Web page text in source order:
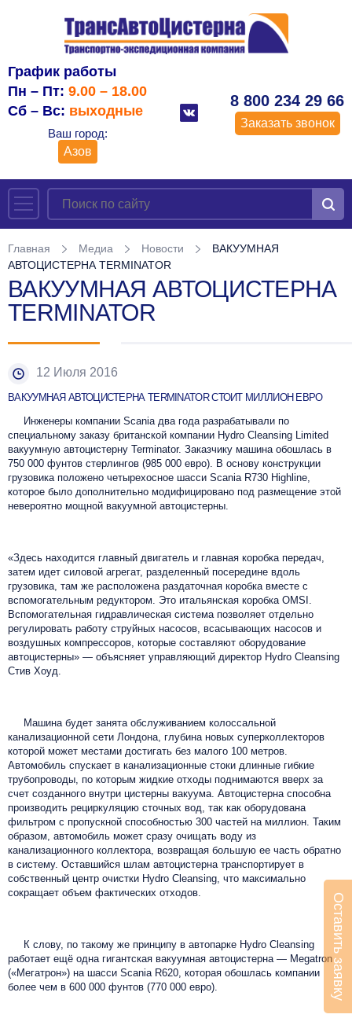
График работы
Пн – Пт: 9.00 – 18.00
Сб – Вс: выходные
Ваш город:
Азов
8 800 234 29 66
Заказать звонок
Главная Медиа Новости
ВАКУУМНАЯ
АВТОЦИСТЕРНА TERMINATOR
ВАКУУМНАЯ АВТОЦИСТЕРНА
TERMINATOR
12 Июля 2016
ВАКУУМНАЯ АВТОЦИСТЕРНА TERMINATOR СТОИТ МИЛЛИОН ЕВРО
Инженеры компании Scania два года разрабатывали по
специальному заказу британской компании Hydro Cleansing Limited
вакуумную автоцистерну Terminator. Заказчику машина обошлась в
750 000 фунтов стерлингов (985 000 евро). В основу конструкции
грузовика положено четырехосное шасси Scania R730 Highline,
которое было дополнительно модифицировано под размещение этой
невероятно мощной вакуумной автоцистерны.
«Здесь находится главный двигатель и главная коробка передач,
затем идет силовой агрегат, разделенный посередине вдоль
грузовика, там же расположена раздаточная коробка вместе с
вспомогательным редуктором. Это итальянская коробка OMSI.
Вспомогательная гидравлическая система позволяет отдельно
регулировать работу струйных насосов, всасывающих насосов и
воздушных компрессоров, которые составляют оборудование
автоцистерны» — объясняет управляющий директор Hydro Cleansing
Стив Хоуд.
Машина будет занята обслуживанием колоссальной
канализационной сети Лондона, глубина новых суперколлекторов
которой может местами достигать без малого 100 метров.
Автомобиль спускает в канализационные стоки длинные гибкие
трубопроводы, по которым жидкие отходы поднимаются вверх за
счет созданного внутри цистерны вакуума. Автоцистерна способна
производить рециркуляцию сточных вод, так как оборудована
фильтром с пропускной способностью 300 частей на миллион. Таким
образом, автомобиль может сразу очищать воду из
канализационного коллектора, возвращая большую ее часть обратно
в систему. Оставшийся шлам автоцистерна транспортирует в
собственный центр очистки Hydro Cleansing, что максимально
сокращает объем фактических отходов.
К слову, по такому же принципу в автопарке Hydro Cleansing
работает ещё одна гигантская вакуумная автоцистерна — Megatron
(«Мегатрон») на шасси Scania R620, которая обошлась компании
более чем в 600 000 фунтов (770 000 евро).
Оставить заявку